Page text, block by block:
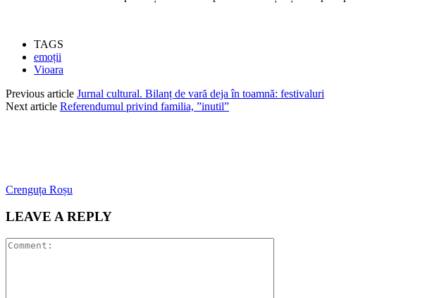
TAGS
emoții
Vioara
Previous article Jurnal cultural. Bilanț de vară deja în toamnă: festivaluri
Next article Referendumul privind familia, ”inutil”
Crenguța Roșu
LEAVE A REPLY